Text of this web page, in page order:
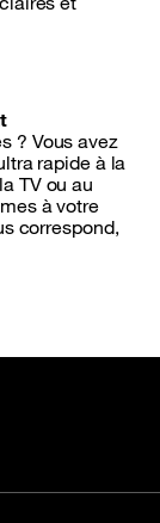
? Vous avez
rapide à la
TV ou au
à votre
correspond,